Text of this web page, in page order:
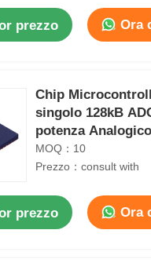
prezzo Ora
Chip
singolo 128kB
potenza
precisione
MOQ：10
Prezzo：consult with
prezzo Ora